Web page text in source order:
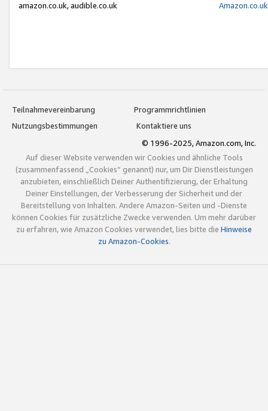
amazon.co.uk, audible.co.uk
Teilnahmevereinbarung
Programmrichtlinien
Nutzungsbestimmungen
Kontaktiere uns
© 1996-2025, Amazon.com, Inc.
Auf dieser Website verwenden wir Cookies und ähnliche Tools
(zusammenfassend „Cookies“ genannt) nur, um Dir Dienstleistungen
anzubieten, einschließlich Deiner Authentifizierung, der Erhaltung
Deiner Einstellungen, der Verbesserung der Sicherheit und der
Bereitstellung von Inhalten. Andere Amazon-Seiten und -Dienste
können Cookies für zusätzliche Zwecke verwenden. Um mehr darüber
zu erfahren, wie Amazon Cookies verwendet, lies bitte die Hinweise
zu Amazon-Cookies.